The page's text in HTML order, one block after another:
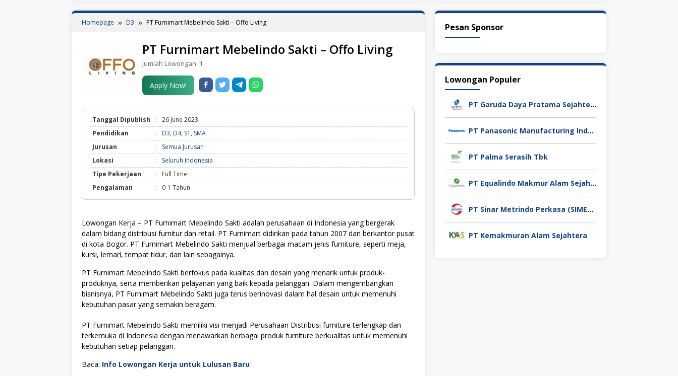
Homepage D3 PT Furnimart Mebelindo Sakti – Offo Living
PT Furnimart Mebelindo Sakti – Offo Living
Jumlah Lowongan: 1
Apply Now!
Tanggal Dipublish :
26 June 2023
Pendidikan
: D3, D4, S1 , SMA
Jurusan
:
Semua Jurusan
Lokasi
:
Seluruh Indonesia
Tipe Pekerjaan
:
Full Time
Pengalaman
: 0-1 Tahun
Lowongan Kerja – PT Furnimart Mebelindo Sakti adalah perusahaan di Indonesia yang bergerak
dalam bidang distribusi furnitur dan retail. PT Furnimart didirikan pada tahun 2007 dan berkantor pusat
di kota Bogor. PT Furnimart Mebelindo Sakti menjual berbagai macam jenis furniture, seperti meja,
kursi, lemari, tempat tidur, dan lain sebagainya.
PT Furnimart Mebelindo Sakti berfokus pada kualitas dan desain yang menarik untuk produk-
produknya, serta memberikan pelayanan yang baik kepada pelanggan. Dalam mengembangkan
bisnisnya, PT Furnimart Mebelindo Sakti juga terus berinovasi dalam hal desain untuk memenuhi
kebutuhan pasar yang semakin beragam.
PT Furnimart Mebelindo Sakti memiliki visi menjadi Perusahaan Distribusi furniture terlengkap dan
terkemuka di Indonesia dengan menawarkan berbagai produk furniture berkualitas untuk memenuhi
kebutuhan setiap pelanggan.
Baca: Info Lowongan Kerja untuk Lulusan Baru
Pesan Sponsor
Lowongan Populer
PT Garuda Daya Pratama Sejahtera
PT Panasonic Manufacturing Indonesia
PT Palma Serasih Tbk
PT Equalindo Makmur Alam Sejahtera (Equalindo Group)
PT Sinar Metrindo Perkasa (SIMETRI)
PT Kemakmuran Alam Sejahtera